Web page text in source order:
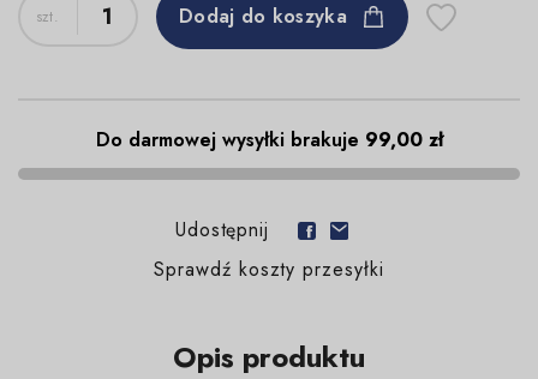
Dodaj do koszyka
Do darmowej wysyłki brakuje 99,00 zł
Udostępnij
Sprawdź koszty przesyłki
Opis produktu